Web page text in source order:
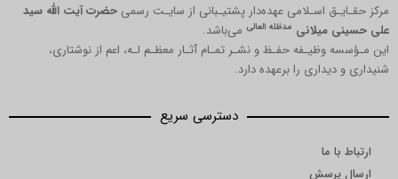
اسـلامی عهده‌دار پشتیـبانی از سایـت رسمیحضرت آیت الله سید
مدظله العالیمی‌باشد.
حفـظ و نشـر تمـام آثـار معظـم لـه، اعم از نوشتاری،
را برعهده دارد.
دسترسی سریع